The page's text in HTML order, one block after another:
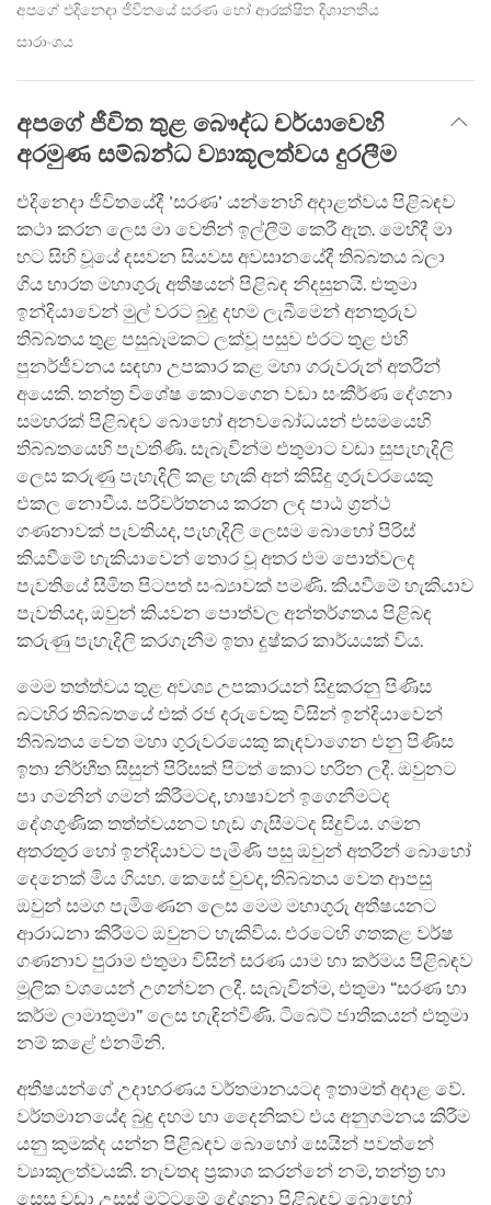
අපගේ එදිනෙදා ජීවිතයේ සරණ හෝ ආරක්ෂිත දිශානතිය
සාරාංශය
අපගේ ජීවිත තුළ බෞද්ධ චර්යාවෙහි
අරමුණ සම්බන්ධ ව්‍යාකූලත්වය දුරලීම
එදිනෙදා ජීවිතයේදී 'සරණ’ යන්නෙහි අදාළත්වය පිළිබඳව
කථා කරන ලෙස මා වෙතින් ඉල්ලීම් කෙරී ඇත. මෙහිදී මා
හට සිහි වූයේ දසවන සියවස අවසානයේදී තිබ්බතය බලා
ගිය භාරත මහාගුරු අතීෂයන් පිළිබඳ නිදසුනයි. එතුමා
ඉන්දියාවෙන් මුල් වරට බුදු දහම ලැබීමෙන් අනතුරුව
තිබ්බතය තුළ පසුබෑමකට ලක්වූ පසුව එරට තුළ එහි
පුනර්ජීවනය සඳහා උපකාර කළ මහා ගරුවරුන් අතරින්
අයෙකි. තන්ත්‍ර විශේෂ කොටගෙන වඩා සංකීර්ණ දේශනා
සමහරක් පිළිබඳව බොහෝ අනවබෝධයන් එසමයෙහි
තිබ්බතයෙහි පැවතිණි. සැබැවින්ම එතුමාට වඩා සුපැහැදිලි
ලෙස කරුණු පැහැදිලි කළ හැකි අන් කිසිදු ගුරුවරයෙකු
එකල නොවීය. පරිවර්තනය කරන ලද පාඨ ග්‍රන්ථ
ගණනාවක් පැවතියද, පැහැදිලි ලෙසම බොහෝ පිරිස්
කියවීමේ හැකියාවෙන් තොර වූ අතර එම පොත්වලද
පැවතියේ සීමිත පිටපත් සංඛ්‍යාවක් පමණි. කියවීමේ හැකියාව
පැවතියද, ඔවුන් කියවන පොත්වල අන්තර්ගතය පිළිබඳ
කරුණු පැහැදිලි කරගැනීම ඉතා දුෂ්කර කාර්යයක් විය.
මෙම තත්ත්වය තුළ අවශ්‍ය උපකාරයන් සිදුකරනු පිණිස
බටහිර තිබ්බතයේ එක් රජ දරුවෙකු විසින් ඉන්දියාවෙන්
තිබ්බතය වෙත මහා ගුරුවරයෙකු කැඳවාගෙන එනු පිණිස
ඉතා නිර්භීත සිසුන් පිරිසක් පිටත් කොට හරින ලදී. ඔවුනට
පා ගමනින් ගමන් කිරීමටද, භාෂාවන් ඉගෙනීමටද
දේශගුණික තත්ත්වයනට හැඩ ගැසීමටද සිදුවිය. ගමන
අතරතුර හෝ ඉන්දියාවට පැමිණි පසු ඔවුන් අතරින් බොහෝ
දෙනෙක් මිය ගියහ. කෙසේ වුවද, තිබ්බතය වෙත ආපසු
ඔවුන් සමග පැමිණෙන ලෙස මෙම මහාගුරු අතීෂයනට
ආරාධනා කිරීමට ඔවුනට හැකිවිය. එරටෙහි ගතකළ වර්ෂ
ගණනාව පුරාම එතුමා විසින් සරණ යාම හා කර්මය පිළිබඳව
මූලික වශයෙන් උගන්වන ලදී. සැබැවින්ම, එතුමා “සරණ හා
කර්ම ලාමාතුමා” ලෙස හැඳින්විණි. ටිබෙට් ජාතිකයන් එතුමා
නම් කළේ එනමිනි.
අතීෂයන්ගේ උදාහරණය වර්තමානයටද ඉතාමත් අදාළ වේ.
වර්තමානයේද බුදු දහම හා දෛනිකව එය අනුගමනය කිරීම
යනු කුමක්ද යන්න පිළිබඳව බොහෝ සෙයින් පවත්නේ
ව්‍යාකූලත්වයකි. නැවතද ප්‍රකාශ කරන්නේ නම්, තන්ත්‍ර හා
සෙසු වඩා උසස් මට්ටමේ දේශනා පිළිබඳව බොහෝ